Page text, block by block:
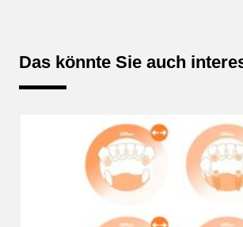
Das könnte Sie auch